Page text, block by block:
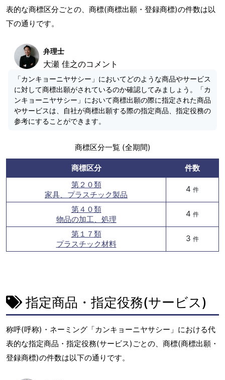
表的な商標区分ごとの、商標(商標出願・登録商標)の件数は以
下の通りです。
弁理士
大瀬 佳之のコメント
「カンキョーニヤサシー」においてどのような商品やサービス
に対して商標出願がされているのか確認してみましょう。「カ
ンキョーニヤサシー」において商標出願の際に指定された商品
やサービスは、自社が商標出願する際の指定商品、指定役務の
参考にすることができます。
商標区分一覧 (全期間)
商標区分
件数
第２０類
家具、プラスチック製品
4 件
第４０類
物品の加工、処理
4 件
第１７類
プラスチック材料
3 件
指定商品・指定役務(サービス)
称呼(呼称)・ネーミング「カンキョーニヤサシー」における代
表的な指定商品・指定役務(サービス)ごとの、商標(商標出願・
登録商標)の件数は以下の通りです。